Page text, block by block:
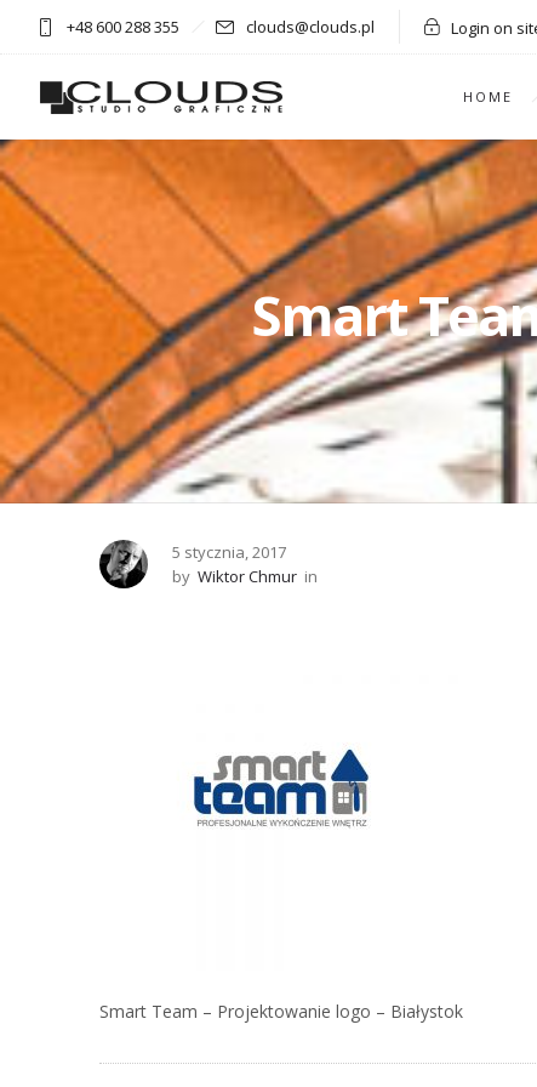
+48 600 288 355 clouds@clouds.pl Login on
HOME
Smart
5 stycznia, 2017
by Wiktor Chmur in
Smart Team – Projektowanie logo – Białystok